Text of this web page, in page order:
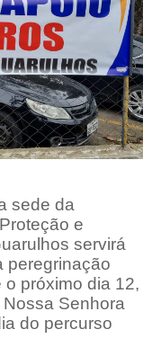
sede da
e
servirá
peregrinação
próximo dia 12,
Senhora
do percurso